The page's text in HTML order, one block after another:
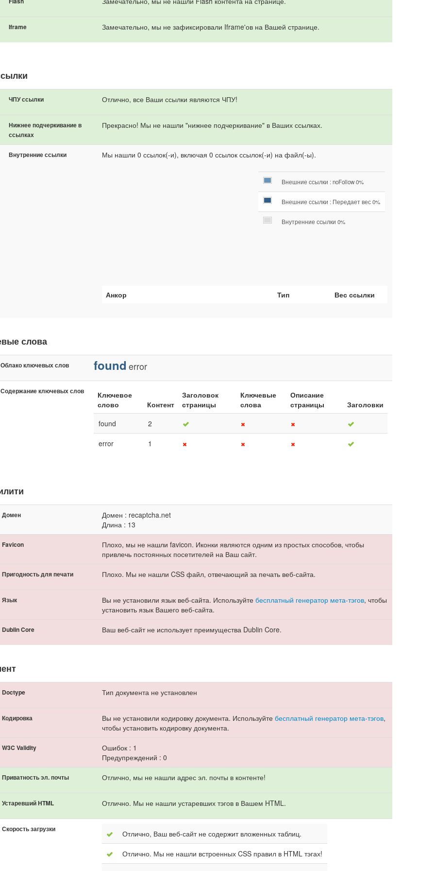
Iframe Замечательно, мы не зафиксировали Iframe'ов на Вашей странице.
ЧПУ ссылки Отлично, все Ваши ссылки являются ЧПУ!
Нижнее подчеркивание в
ссылках
Прекрасно! Мы не нашли "нижнее подчеркивание" в Ваших ссылках.
Внутренние ссылки Мы нашли 0 ссылок(-и), включая 0 ссылок ссылок(-и) на файл(-ы).
Внешние ссылки : noFollow 0%
Внешние ссылки : Передает вес 0%
Внутренние ссылки 0%
Анкор Тип Вес ссылки
слова
Облако ключевых слов found error
Содержание ключевых слов
Ключевое
слово
Контент
Заголовок
страницы
Ключевые
слова
Описание
страницы
Заголовки
found
2
error 1
Домен
Домен : recaptcha.net
Длина : 13
Favicon
Плохо, мы не нашли favicon. Иконки являются одним из простых способов, чтобы
привлечь постоянных посетителей на Ваш сайт.
Пригодность для печати Плохо. Мы не нашли CSS файл, отвечающий за печать веб-сайта.
Язык Вы не установили язык веб-сайта. Используйте бесплатный генератор мета-тэгов, чтобы
установить язык Вашего веб-сайта.
Dublin Core Ваш веб-сайт не использует преимущества Dublin Core.
Doctype Тип документа не установлен
Кодировка Вы не установили кодировку документа. Используйте бесплатный генератор мета-тэгов,
чтобы установить кодировку документа.
W3C Validity
Ошибок : 1
Предупреждений : 0
Приватность эл. почты Отлично, мы не нашли адрес эл. почты в контенте!
Устаревший HTML Отлично. Мы не нашли устаревших тэгов в Вашем HTML.
Скорость загрузки Отлично, Ваш веб-сайт не содержит вложенных таблиц.
Отлично. Мы не нашли встроенных CSS правил в HTML тэгах!